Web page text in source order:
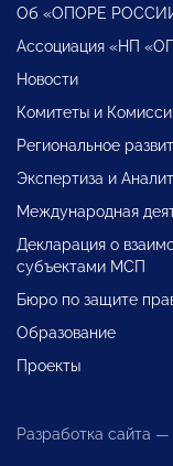
Об «ОПОРЕ
Ассоциация «НП
Новости
Комитеты и
Региональное
Экспертиза и
Международная
Декларация о
субъектами МСП
Бюро по защите
Образование
Проекты
Разработка сайта —